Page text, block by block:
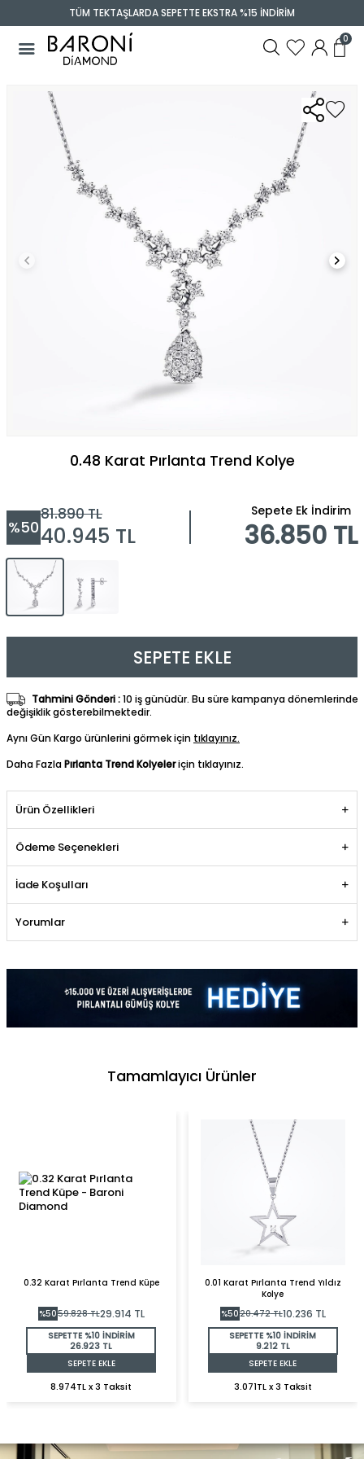
TÜM TEKTAŞLARDA SEPETTE EKSTRA %15 İNDİRİM
0
0.48 Karat Pırlanta Trend Kolye
%50
81.890TL
40.945 TL
Sepete Ek İndirim
36.850 TL
SEPETE EKLE
Tahmini Gönderi :10 iş günüdür. Bu süre kampanya dönemlerinde
değişiklik gösterebilmektedir.
Aynı Gün Kargo ürünlerini görmek için tıklayınız.
Daha FazlaPırlanta Trend Kolyeleriçin tıklayınız.
Ürün Özellikleri
Ödeme Seçenekleri
İade Koşulları
Yorumlar
Tamamlayıcı Ürünler
0.32 Karat Pırlanta Trend Küpe
%5059.828TL29.914 TL
SEPETTE %10 İNDİRİM
26.923 TL
SEPETE EKLE
8.974TL x 3 Taksit
0.01 Karat Pırlanta Trend Yıldız
Kolye
%5020.472TL10.236 TL
SEPETTE %10 İNDİRİM
9.212 TL
SEPETE EKLE
3.071TL x 3 Taksit